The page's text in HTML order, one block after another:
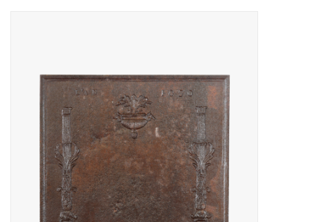
Antiquiteiten en Vintage
Objecten
Decoratieve Outdoor
Objecten
Vloeren - Steen, Terra Cotta
& Marmer